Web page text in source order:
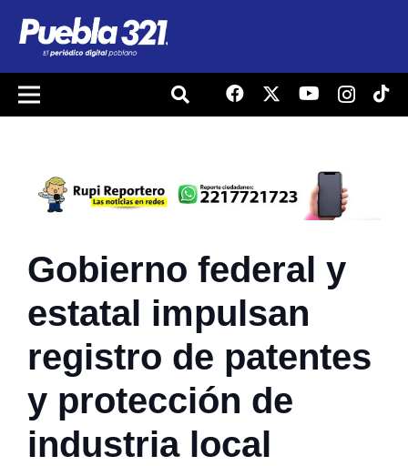
Gobierno federal y
estatal impulsan
registro de patentes
y protección de
industria local